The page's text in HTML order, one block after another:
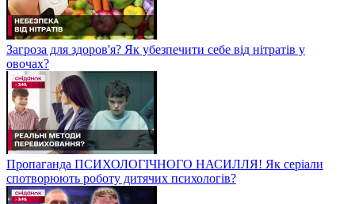
Загроза для здоров'я? Як убезпечити себе від нітратів у
овочах?
Пропаганда ПСИХОЛОГІЧНОГО НАСИЛЛЯ! Як серіали
спотворюють роботу дитячих психологів?